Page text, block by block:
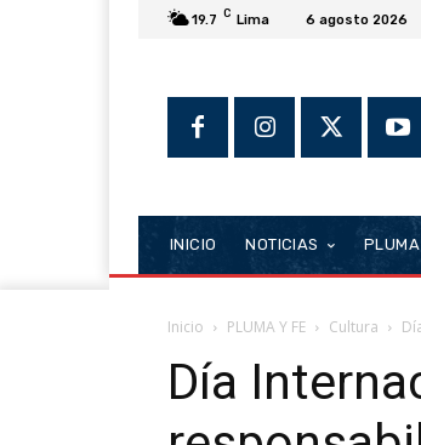
19.7 C Lima 6 agosto 2026
INICIO NOTICIAS
Inicio PLUMA Y FE Cultura
Día